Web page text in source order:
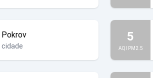
Pokrov
cidade
5
AQI PM2.5